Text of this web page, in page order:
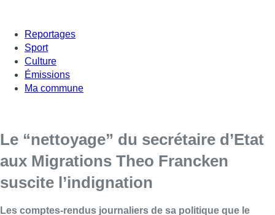
Reportages
Sport
Culture
Émissions
Ma commune
Le “nettoyage” du secrétaire d’Etat
aux Migrations Theo Francken
suscite l’indignation
Les comptes-rendus journaliers de sa politique que le